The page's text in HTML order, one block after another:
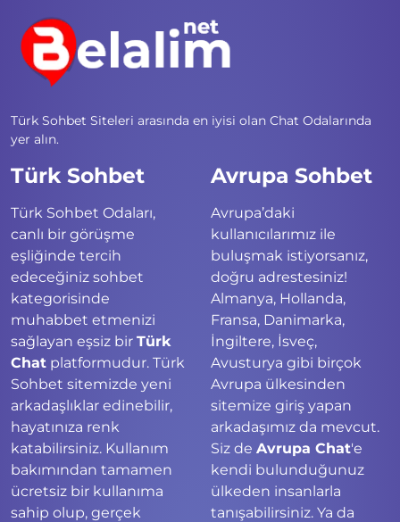
Türk Sohbet Siteleri arasında en iyisi olan Chat Odalarında
yer alın.
Türk Sohbet
Türk Sohbet Odaları,
canlı bir görüşme
eşliğinde tercih
edeceğiniz sohbet
kategorisinde
muhabbet etmenizi
sağlayan eşsiz bir Türk
Chat platformudur. Türk
Sohbet sitemizde yeni
arkadaşlıklar edinebilir,
hayatınıza renk
katabilirsiniz. Kullanım
bakımından tamamen
ücretsiz bir kullanıma
sahip olup, gerçek
Avrupa Sohbet
Avrupa’daki
kullanıcılarımız ile
buluşmak istiyorsanız,
doğru adrestesiniz!
Almanya, Hollanda,
Fransa, Danimarka,
İngiltere, İsveç,
Avusturya gibi birçok
Avrupa ülkesinden
sitemize giriş yapan
arkadaşımız da mevcut.
Siz de Avrupa Chat'e
kendi bulunduğunuz
ülkeden insanlarla
tanışabilirsiniz. Ya da